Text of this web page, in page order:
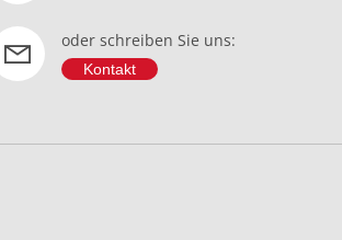
oder schreiben Sie uns:
Kontakt